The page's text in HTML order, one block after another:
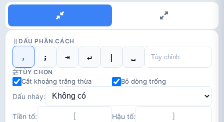
DẤU PHÂN CÁCH
, ; ⇥ ↵ | ␣
TÙY CHỌN
Cắt khoảng trắng thừa Bỏ dòng trống
Dấu nháy:
Tiền tố: Hậu tố: